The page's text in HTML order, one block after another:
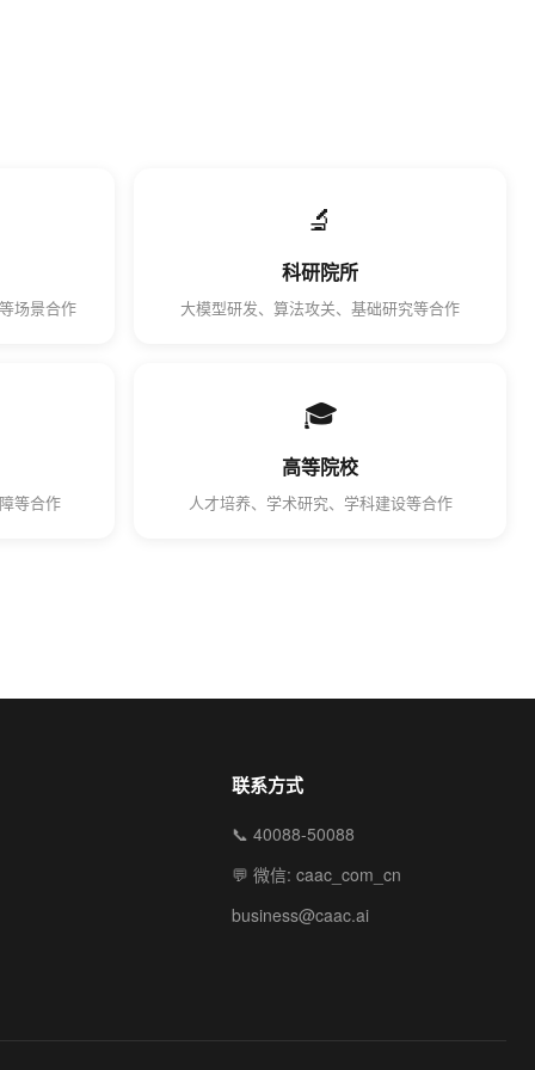
场景合作
🔬
科研院所
大模型研发、算法攻关、基础研究等合作
等合作
🎓
高等院校
人才培养、学术研究、学科建设等合作
联系方式
📞 40088-50088
💬 微信: caac_com_cn
business@caac.ai